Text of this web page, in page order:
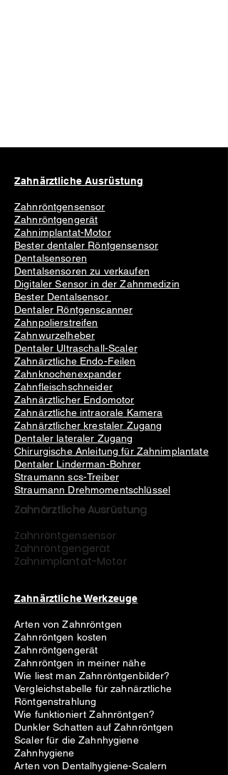
Zahnärztliche Ausrüstung
Zahnröntgensensor
Zahnröntgengerät
Zahnimplantat-Motor
Bester dentaler Röntgensensor
Dentalsensoren
Dentalsensoren zu verkaufen
Digitaler Sensor in der Zahnmedizin
Bester Dentalsensor
Dentaler Röntgenscanner
Zahnpolierstreifen
Zahnwurzelheber
Dentaler Ultraschall-Scaler
Zahnärztliche Endo-Feilen
Zahnknochenexpander
Zahnfleischschneider
Zahnärztlicher Endomotor
Zahnärztliche intraorale Kamera
Zahnärztlicher krestaler Zugang
Dentaler lateraler Zugang
Chirurgische Anleitung für Zahnimplantate
Dentaler Linderman-Bohrer
Straumann scs-Treiber
Straumann Drehmomentschlüssel
Zahnärztliche Ausrüstung
Zahnröntgensensor
Zahnröntgengerät
Zahnimplantat-Motor
Zahnärztliche Werkzeuge
Arten von Zahnröntgen
Zahnröntgen kosten
Zahnröntgengerät
Zahnröntgen in meiner nähe
Wie liest man Zahnröntgenbilder?
Vergleichstabelle für zahnärztliche
Röntgenstrahlung
Wie funktioniert Zahnröntgen?
Dunkler Schatten auf Zahnröntgen
Scaler für die Zahnhygiene
Zahnhygiene
Arten von Dentalhygiene-Scalern